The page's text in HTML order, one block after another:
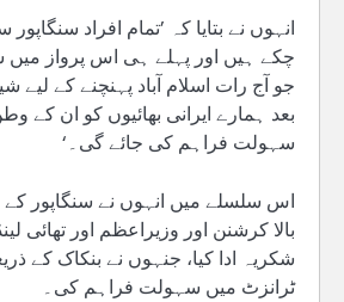
انہوں نے بتایا کہ ’تمام افراد
چکے ہیں اور پہلے ہی اس پرواز
جو آج رات اسلام آباد پہنچنے کے
بعد ہمارے ایرانی بھائیوں کو ان کے
سہولت فراہم کی جائے گی۔‘
اس سلسلے میں انہوں نے سنگاپور کے
بالا کرشنن اور وزیراعظم اور تھائی
شکریہ ادا کیا، جنہوں نے بنکاک کے
ٹرانزٹ میں سہولت فراہم کی۔